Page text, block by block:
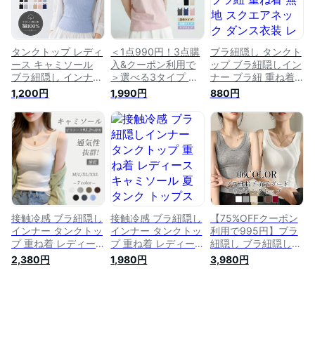
ル 定番 重ね着 冷感
インナー □
ル 定番 重ね着 冷感
インナー 接触冷感
タンクトップ レディ
ース キャミソール
ブラ紐隠し インナー
無地 脇汗 インナー
女性 抗菌防臭 接触
冷感 汗取りインナー
脇汗ガード トップス
レイヤード ブラ紐隠
し タンクトップ 女
性 キャミソール ト
ップス 重ね着 綿
1,200円
＜1点990円！3点購
入&クーポン利用で
＞選べる3タイプ タ
ンクトップ ブラ紐隠
し ブラ紐隠しインナ
ー タンクトップ タ
ンク キャミソール
インナー レディース
トップス 脇汗 抗菌
防臭 汗取りインナー
脇汗ガード 黒 白 シ
ンプル 定番 重ね着
1,990円
ブラ紐隠し タンクト
ップ ブラ紐隠しイン
ナー ブラ紐 重ね着
無地 スクエアネック
ダンス衣装 レッスン
ウェア 脇汗 止め イ
ンナー ブラ紐隠せる
汗取りインナー 脇汗
ガード 脇汗パット
レディース トップス
M L汗取りインナー
脇汗 cr14n-r
880円
接触冷感 ブラ紐隠し
インナー タンクトッ
プ 重ね着 レディー
ス キャミソール 夏
タンク トップス 涼
2,380円
接触冷感 ブラ紐隠し
インナー タンクトッ
プ 重ね着 レディー
ス キャミソール 夏
タンク トップス 涼
1,980円
【75%OFFクーポン
利用で995円】ブラ
紐隠し ブラ紐隠しイ
ンナー レディース U
ネック タンクトップ
3,980円